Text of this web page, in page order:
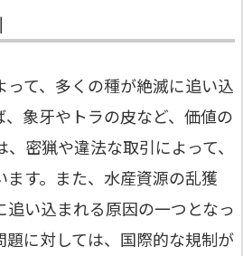
て、多くの種が絶滅に追い込
、象牙やトラの皮など、価値の
密猟や違法な取引によって、
ます。また、水産資源の乱獲
追い込まれる原因の一つとなっ
題に対しては、国際的な規制が